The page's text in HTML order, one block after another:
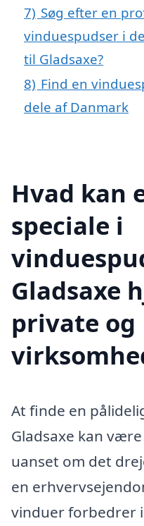
7) Søg efter en
vinduespudser i
til Gladsaxe?
8) Find en
dele af Danmark
Hvad kan
speciale i
Gladsaxe
private og
At finde en
Gladsaxe kan
uanset om det
en
vinduer forbedrer